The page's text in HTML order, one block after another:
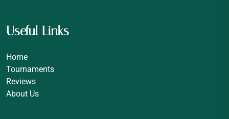
Useful Links
Home
Tournaments
Reviews
About Us